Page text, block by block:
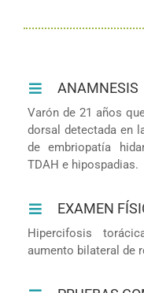
ANAMNESIS
Varón de 21 años
dorsal detectada en
de embriopatía
TDAH e hipospadias.
EXAMEN
Hipercifosis
aumento bilateral de